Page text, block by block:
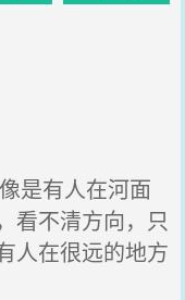
是有人在河面
看不清方向，只
人在很远的地方